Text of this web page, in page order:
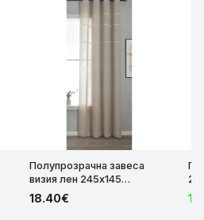
Полупрозрачна завеса
визия лен 245х145
„Лайпциг“ на втъкани
верижни райета в горната
18.40€